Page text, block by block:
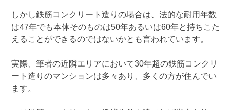
しかし鉄筋コンクリート造りの場合は、法的な耐用年数
は47年でも本体そのものは50年あるいは60年と持ちこた
えることができるのではないかとも言われています。
実際、筆者の近隣エリアにおいて30年超の鉄筋コンクリ
ート造りのマンションは多々あり、多くの方が住んでい
ます。